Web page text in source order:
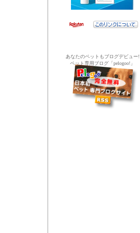
あなたのペットもブログデビュー!
ペット専用ブログ「pelogoo!」